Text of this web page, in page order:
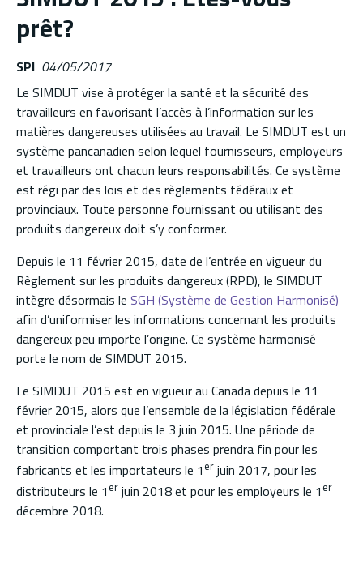
prêt?
SPI 04/05/2017
Le SIMDUT vise à protéger la santé et la sécurité des
travailleurs en favorisant l’accès à l’information sur les
matières dangereuses utilisées au travail. Le SIMDUT est un
système pancanadien selon lequel fournisseurs, employeurs
et travailleurs ont chacun leurs responsabilités. Ce système
est régi par des lois et des règlements fédéraux et
provinciaux. Toute personne fournissant ou utilisant des
produits dangereux doit s’y conformer.
Depuis le 11 février 2015, date de l’entrée en vigueur du
Règlement sur les produits dangereux (RPD), le SIMDUT
intègre désormais le SGH (Système de Gestion Harmonisé)
afin d’uniformiser les informations concernant les produits
dangereux peu importe l’origine. Ce système harmonisé
porte le nom de SIMDUT 2015.
Le SIMDUT 2015 est en vigueur au Canada depuis le 11
février 2015, alors que l’ensemble de la législation fédérale
et provinciale l’est depuis le 3 juin 2015. Une période de
transition comportant trois phases prendra fin pour les
fabricants et les importateurs le 1 er juin 2017, pour les
distributeurs le 1 er juin 2018 et pour les employeurs le 1 er
décembre 2018.